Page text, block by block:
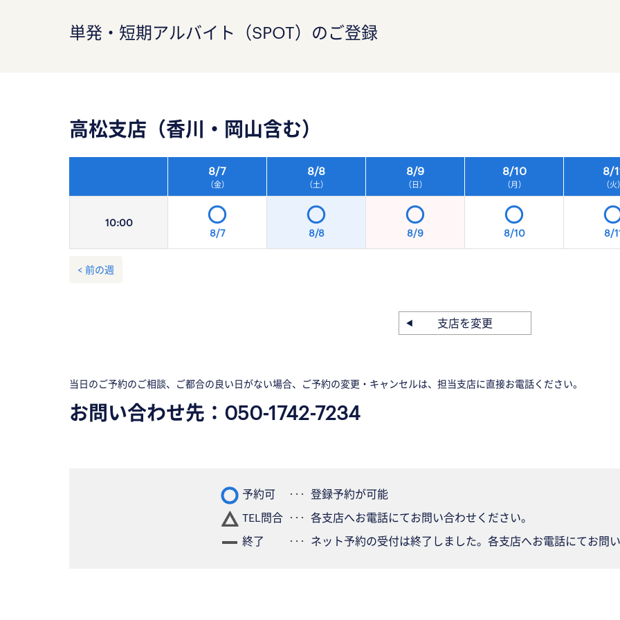
単発・短期アルバイト（SPOT）のご登録
高松支店（香川・岡山含む）
10:00
8/7
（金）
8/8
（土）
8/9
（日）
8/10
（月）
8/
（火）
8/7 8/8 8/9 8/10 8/
< 前の週
支店を変更
当日のご予約のご相談、ご都合の良い日がない場合、ご予約の変更・キャンセルは、担当支店に直接お電話ください。
お問い合わせ先： 050-1742-7234
予約可
登録予約が可能
TEL問合
各支店へお電話にてお問い合わせください。
終了
ネット予約の受付は終了しました。各支店へお電話にてお問い